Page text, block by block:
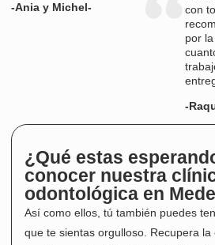
-Ania y Michel-
¿Qué estas
conocer nuestra
odontológica en
Así como ellos, tú también puedes
que te sientas orgulloso. Recupera
con
por
-